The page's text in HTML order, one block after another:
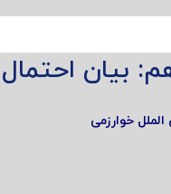
بیان
خوارزمی